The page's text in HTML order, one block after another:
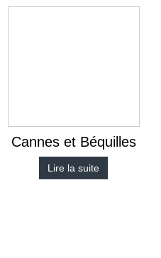
Cannes et Béquilles
Lire la suite